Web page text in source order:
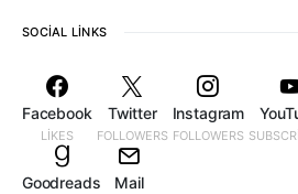
SOCIAL LINKS
Facebook
LIKES
Twitter
FOLLOWERS
Instagram
FOLLOWERS
Goodreads Mail